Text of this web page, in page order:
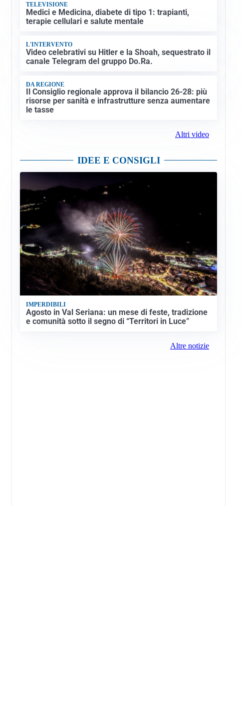
TELEVISIONE
Medici e Medicina, diabete di tipo 1: trapianti,
terapie cellulari e salute mentale
L'INTERVENTO
Video celebrativi su Hitler e la Shoah, sequestrato il
canale Telegram del gruppo Do.Ra.
DA REGIONE
Il Consiglio regionale approva il bilancio 26-28: più
risorse per sanità e infrastrutture senza aumentare
le tasse
Altri video
IDEE E CONSIGLI
IMPERDIBILI
Agosto in Val Seriana: un mese di feste, tradizione
e comunità sotto il segno di “Territori in Luce”
Altre notizie